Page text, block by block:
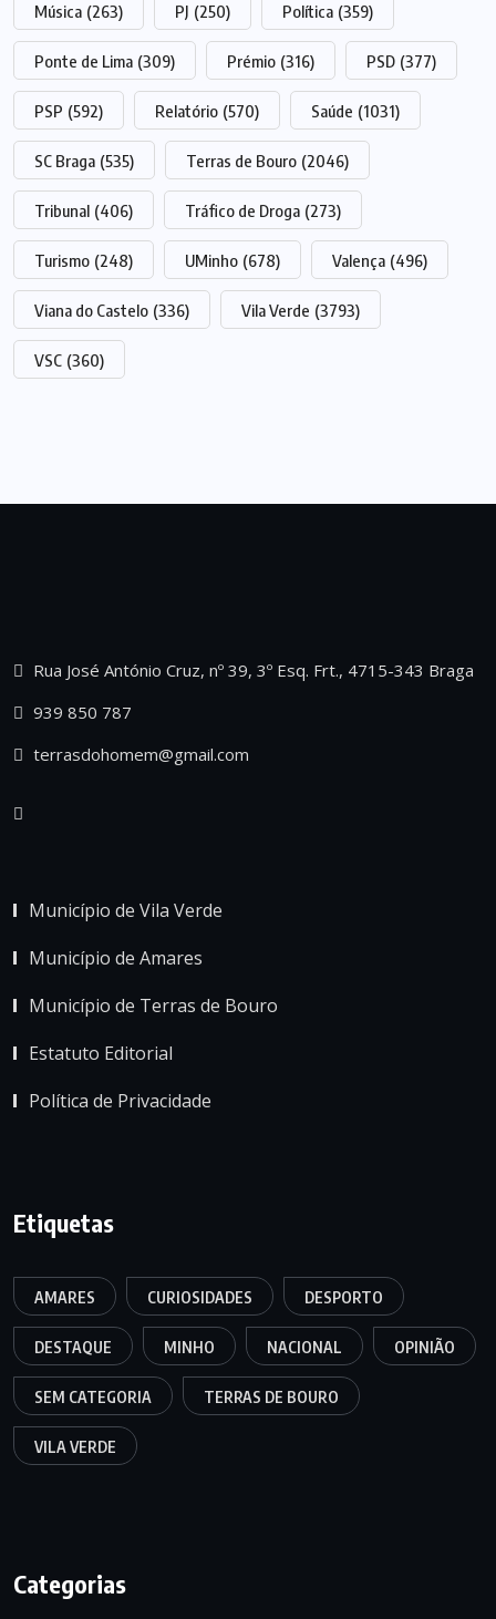
Música (263) PJ (250) Política (359)
Ponte de Lima (309) Prémio (316) PSD (377)
PSP (592) Relatório (570) Saúde (1031)
SC Braga (535) Terras de Bouro (2046)
Tribunal (406) Tráfico de Droga (273)
Turismo (248) UMinho (678) Valença (496)
Viana do Castelo (336) Vila Verde (3793)
VSC (360)
Rua José António Cruz, nº 39, 3º Esq. Frt., 4715-343 Braga
939 850 787
terrasdohomem@gmail.com
Município de Vila Verde
Município de Amares
Município de Terras de Bouro
Estatuto Editorial
Política de Privacidade
Etiquetas
AMARES CURIOSIDADES DESPORTO
DESTAQUE MINHO NACIONAL OPINIÃO
SEM CATEGORIA TERRAS DE BOURO
VILA VERDE
Categorias